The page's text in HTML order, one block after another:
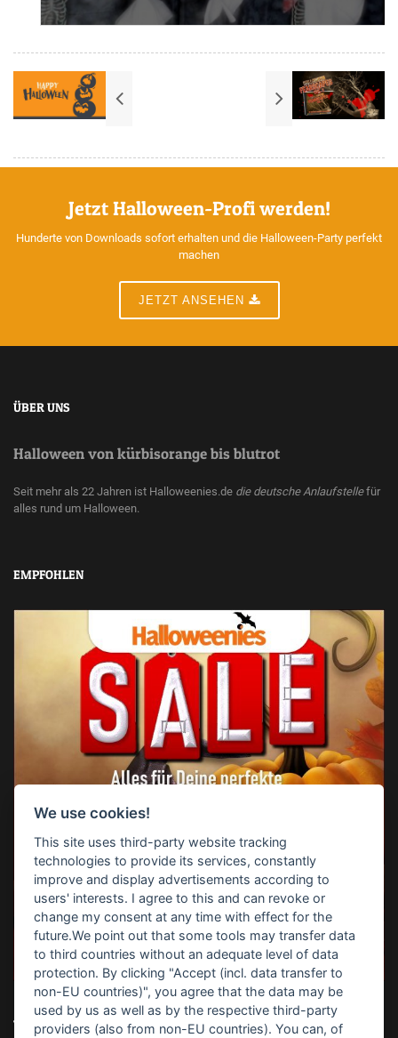
Jetzt Halloween-Profi werden!
Hunderte von Downloads sofort erhalten und die Halloween-Party perfekt
machen
JETZT ANSEHEN
ÜBER UNS
Halloween von kürbisorange bis blutrot
Seit mehr als 22 Jahren ist Halloweenies.de die deutsche Anlaufstellefür
alles rund um Halloween.
EMPFOHLEN
TOP-SUCHBEGRIFFE
We use cookies!
This site uses third-party website tracking
technologies to provide its services, constantly
improve and display advertisements according to
users' interests. I agree to this and can revoke or
change my consent at any time with effect for the
future.We point out that some tools may transfer data
to third countries without an adequate level of data
protection. By clicking "Accept (incl. data transfer to
non-EU countries)", you agree that the data may be
used by us as well as by the respective third-party
providers (also from non-EU countries). You can, of